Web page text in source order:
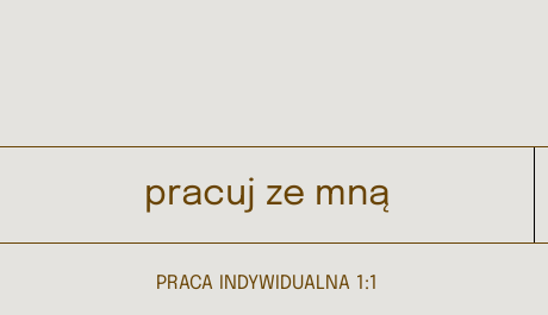
pracuj ze mną
PRACA INDYWIDUALNA 1:1